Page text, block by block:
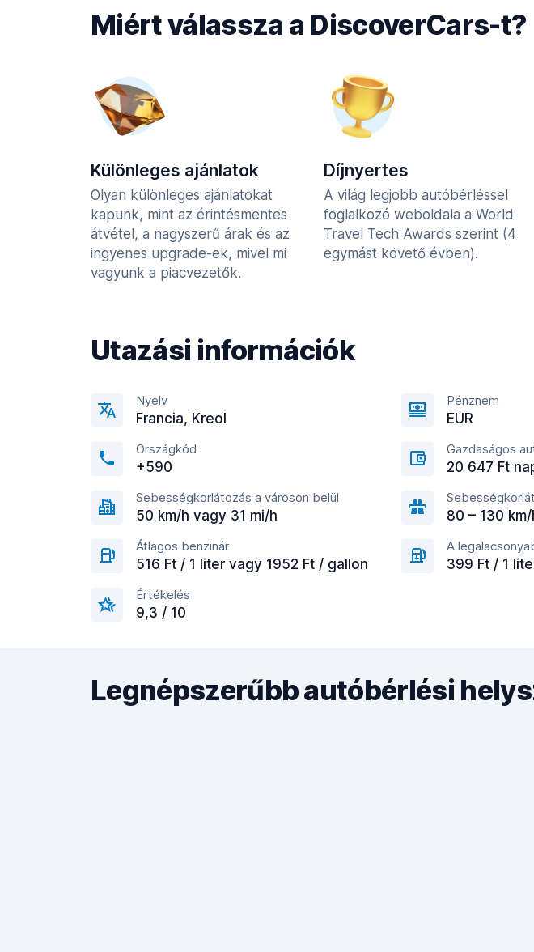
Miért válassza a DiscoverCars-t?
Különleges ajánlatok
Olyan különleges ajánlatokat
kapunk, mint az érintésmentes
átvétel, a nagyszerű árak és az
ingyenes upgrade-ek, mivel mi
vagyunk a piacvezetők.
Díjnyertes
A világ legjobb autóbérléssel
foglalkozó weboldala a World
Travel Tech Awards szerint (4
egymást követő évben).
Utazási információk
Nyelv
Francia, Kreol
Pénznem
EUR
Országkód
+590
Gazdaságos
20 647 Ft
Sebességkorlátozás a városon belül
50 km/h vagy 31 mi/h 80 – 130
Átlagos benzinár
516 Ft / 1 liter vagy 1952 Ft / gallon
A
399 Ft / 1
Értékelés
9,3 / 10
Legnépszerűbb autóbérlési